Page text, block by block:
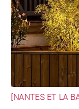
[NANTES ET LA